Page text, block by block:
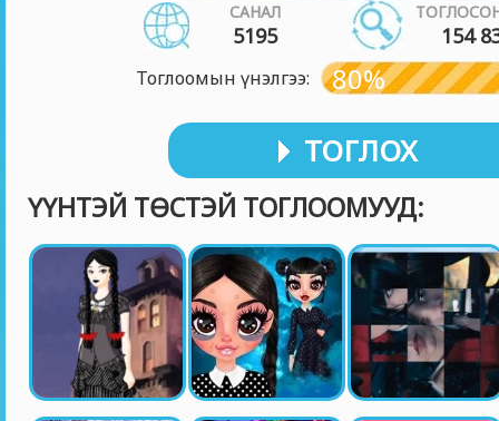
САНАЛ
5195 154
Тоглоомын үнэлгээ: 80%
ТОГЛОХ
ҮҮНТЭЙ ТӨСТЭЙ ТОГЛООМУУД: